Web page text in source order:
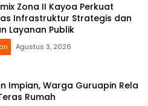
Zona II Kayoa Perkuat
Infrastruktur Strategis dan
Layanan Publik
Agustus 3, 2026
Impian, Warga Guruapin Rela
Rumah